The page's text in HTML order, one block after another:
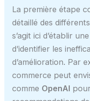
La première étape
détaillé des
s’agit ici d’établir
d’identifier les
d’amélioration. Par
commerce peut
comme OpenAI